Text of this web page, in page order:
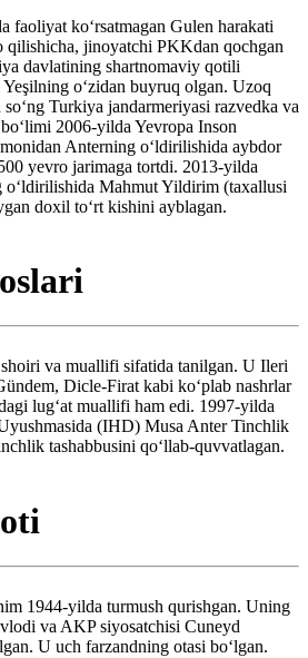
faoliyat koʻrsatmagan Gulen harakati
qilishicha, jinoyatchi PKKdan qochgan
davlatining shartnomaviy qotili
oʻzidan buyruq olgan. Uzoq
Turkiya jandarmeriyasi razvedka va
2006-yilda Yevropa Inson
Anterning oʻldirilishida aybdor
yevro jarimaga tortdi. 2013-yilda
Mahmut Yildirim (taxallusi
doxil toʻrt kishini ayblagan.
va muallifi sifatida tanilgan. U Ileri
Dicle-Firat kabi koʻplab nashrlar
lugʻat muallifi ham edi. 1997-yilda
(IHD) Musa Anter Tinchlik
tashabbusini qoʻllab-quvvatlagan.
1944-yilda turmush qurishgan. Uning
va AKP siyosatchisi Cuneyd
U uch farzandning otasi boʻlgan.